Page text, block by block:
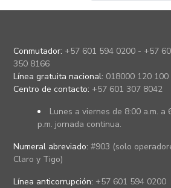
Conmutador: +57 601 594 0200 - +57
350 8166
Línea gratuita nacional: 018000 120 100
Centro de contacto: +57 601 307 8042
Lunes a viernes de 8:00 a.m. a
p.m. jornada continua.
Numeral abreviado: #903 (solo
Claro y Tigo)
Línea anticorrupción: +57 601 594 0200